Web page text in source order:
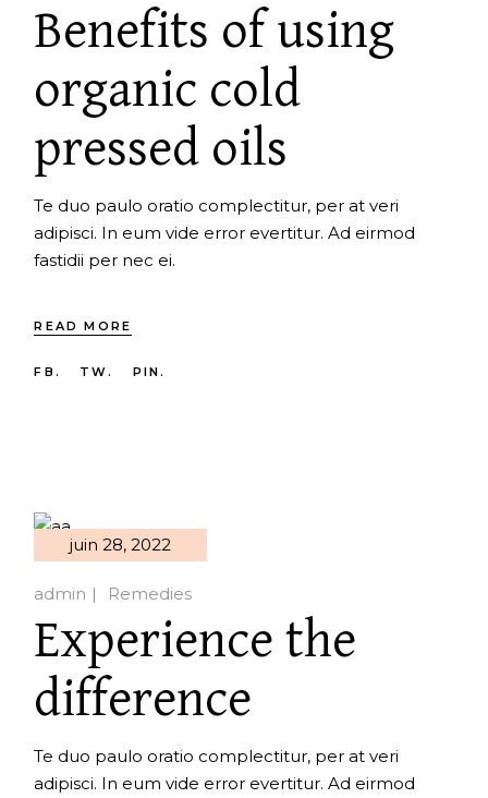
Benefits of using
organic cold
pressed oils
Te duo paulo oratio complectitur, per at veri
adipisci. In eum vide error evertitur. Ad eirmod
fastidii per nec ei.
READ MORE
FB. TW. PIN.
juin 28, 2022
admin Remedies
Experience the
difference
Te duo paulo oratio complectitur, per at veri
adipisci. In eum vide error evertitur. Ad eirmod